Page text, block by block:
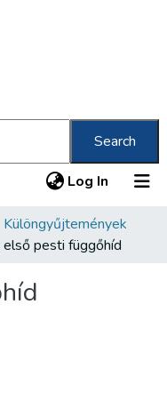
Search
Log In (current)
Különgyűjtemények
pesti függőhíd